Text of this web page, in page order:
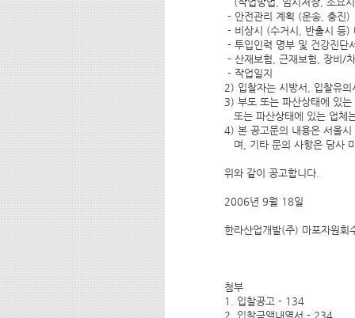
- 안전관리 계획 (운송, 충진)
- 비상시 (수거시, 반출시 등)
- 투입인력 명부 및 건강진단
- 산재보험, 근재보험, 장비/
- 작업일지
2) 입찰자는 시방서, 입찰유
3) 부도 또는 파산상태에 있
또는 파산상태에 있는 업체
4) 본 공고문의 내용은 서울
며, 기타 문의 사항은 당
위와 같이 공고합니다.
2006년 9월 18일
한라산업개발(주) 마포자원회
첨부
1. 입찰공고 - 134
2. 입찰금액내역서 - 234